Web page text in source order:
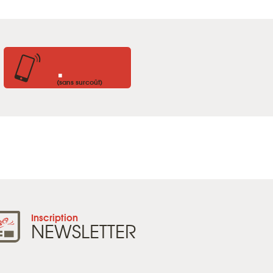
.
(sans surcoût)
Inscription
NEWSLETTER